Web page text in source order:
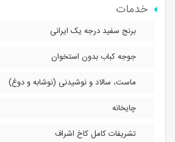
خدمات
برنج سفید درجه یک ایرانی
جوجه کباب بدون استخوان
ماست، سالاد و‌ نوشیدنی (نوشابه و دوغ)
چایخانه
تشریفات کامل کاخ اشراف